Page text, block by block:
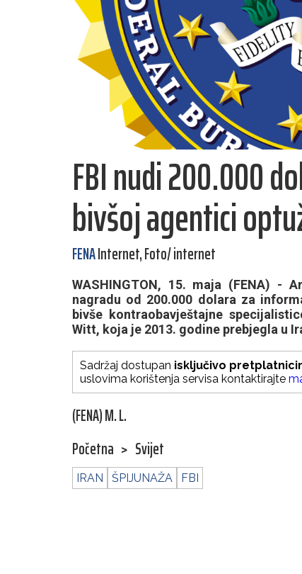
FBI nudi 200.000
bivšoj agentici
FENAInternet, Foto/ internet
WASHINGTON, 15. maja (FENA) -
nagradu od 200.000 dolara za
bivše kontraobavještajne
Witt, koja je 2013. godine prebjegla u
Sadržaj dostupan isključivo
uslovima korištenja servisa kontaktirajte
(FENA) M. L.
Početna > Svijet
IRAN ŠPIJUNAŽA FBI